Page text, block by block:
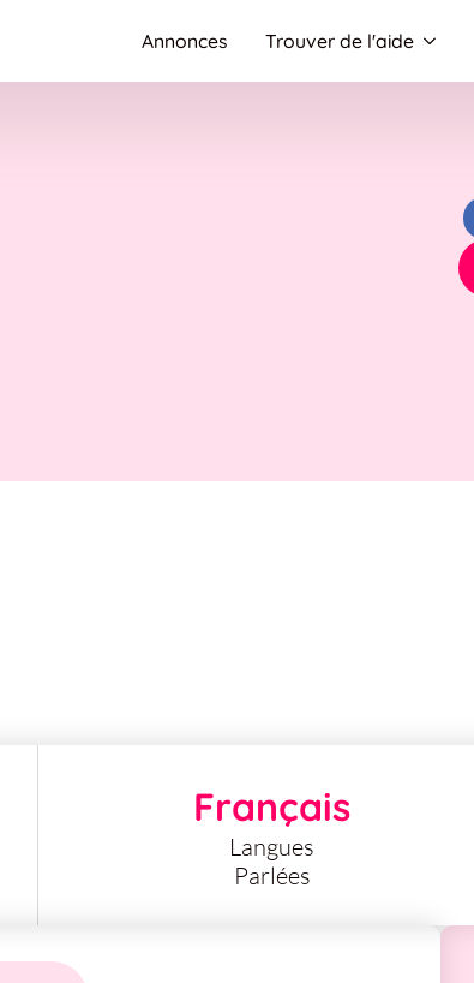
Annonces Trouver de l'aide
Français
Langues
Parlées